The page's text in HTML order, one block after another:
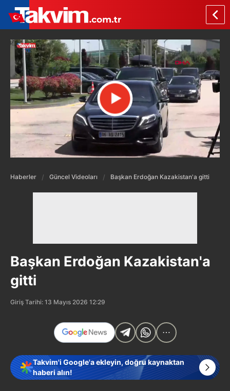
Haberler Güncel Videoları Başkan Erdoğan Kazakistan'a gitti
Başkan Erdoğan Kazakistan'a
gitti
Giriş Tarihi: 13 Mayıs 2026 12:29
Takvim'i Google'a ekleyin, doğru kaynaktan
haberi alın!